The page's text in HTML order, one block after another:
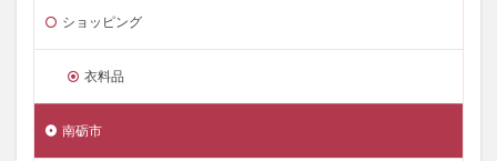
ショッピング
衣料品
南砺市